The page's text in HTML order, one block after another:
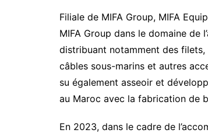
Filiale de MIFA Group, MIFA
MIFA Group dans le domaine de
distribuant notamment des
câbles sous-marins et autres
su également asseoir et
au Maroc avec la fabrication de
En 2023, dans le cadre de